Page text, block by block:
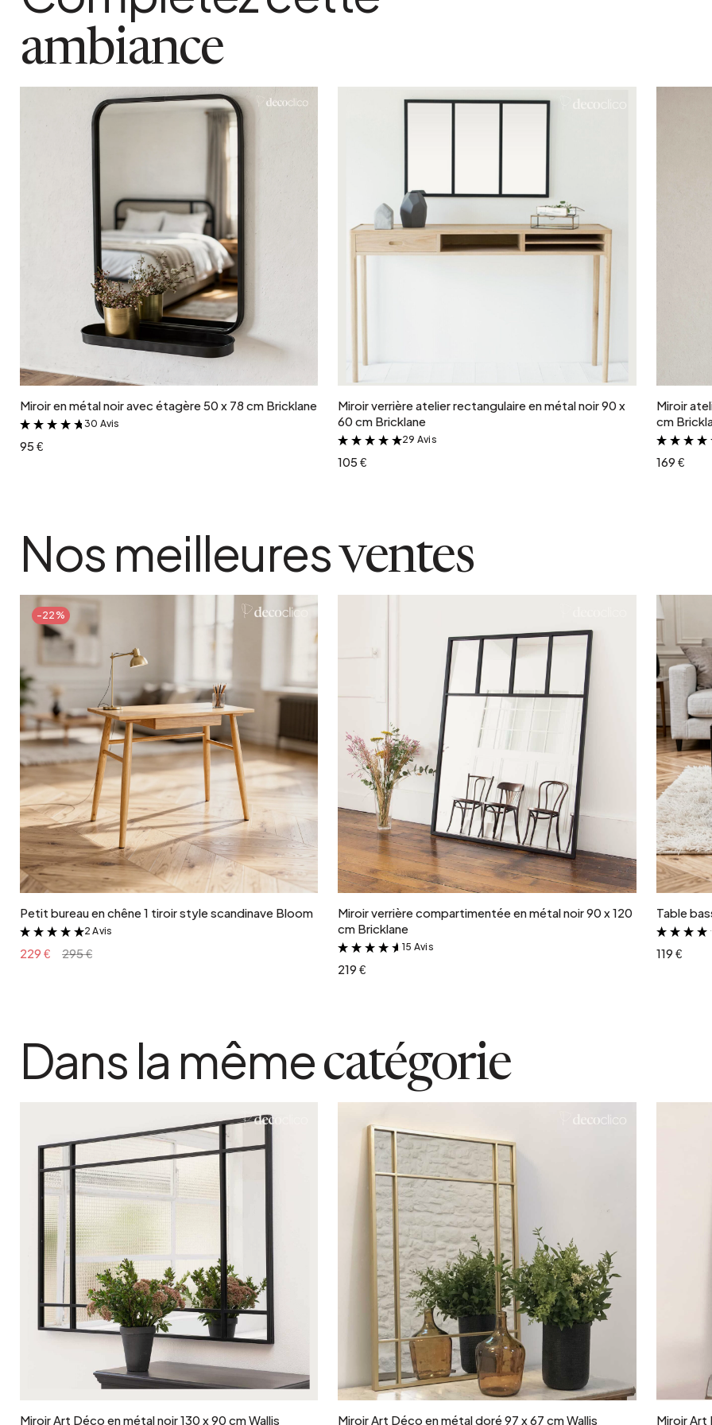
21 kg
utilisation
Intérieur et extérieur
Noir
ambiance
Ajouter au panier
Miroir en métal noir avec étagère 50 x 78 cm Bricklane
&
30 Avis
95 €
Miroir verrière atelier rectangulaire en métal noir 90 x
60 cm Bricklane
&
29 Avis
105 €
Miroir
cm
169 €
Nos meilleuresventes
-22%
Ajouter au panier
Petit bureau en chêne 1 tiroir style scandinave Bloom
&
2 Avis
229 € 295 €
Ajouter au panier
Miroir verrière compartimentée en métal noir 90 x 120
cm Bricklane
&
15 Avis
219 €
Table
119 €
Dans la mêmecatégorie
Ajouter au panier
Miroir Art Déco en métal noir 130 x 90 cm Wallis
Ajouter au panier
Miroir Art Déco en métal doré 97 x 67 cm Wallis Miroir Art